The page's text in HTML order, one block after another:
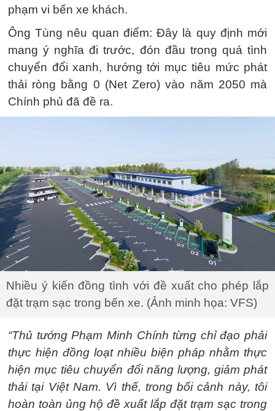
phạm vi bến xe khách.
Ông Tùng nêu quan điểm: Đây là quy định mới
mang ý nghĩa đi trước, đón đầu trong quá tình
chuyển đổi xanh, hướng tới mục tiêu mức phát
thải ròng bằng 0 (Net Zero) vào năm 2050 mà
Chính phủ đã đề ra.
Nhiều ý kiến đồng tình với đề xuất cho phép lắp
đặt trạm sạc trong bến xe. (Ảnh minh họa: VFS)
“Thủ tướng Phạm Minh Chính từng chỉ đạo phải
thực hiện đồng loạt nhiều biện pháp nhằm thực
hiện mục tiêu chuyển đổi năng lượng, giảm phát
thải tại Việt Nam. Vì thế, trong bối cảnh này, tôi
hoàn toàn ủng hộ đề xuất lắp đặt trạm sạc trong